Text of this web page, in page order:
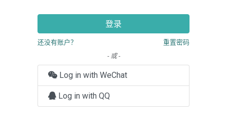
登录
还没有账户？
重置密码
- 或 -
Log in with WeChat
Log in with QQ